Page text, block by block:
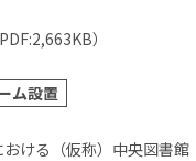
PDF:2,663KB）
ム設置
ける（仮称）中央図書館